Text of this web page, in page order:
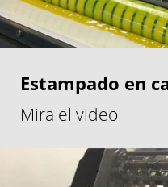
Estampado en
Mira el video